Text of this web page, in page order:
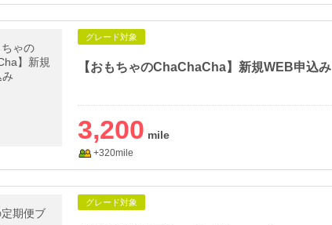
グレード対象
【おもちゃのChaChaCha】新規WEB申込み
3,200
+320mile
グレード対象